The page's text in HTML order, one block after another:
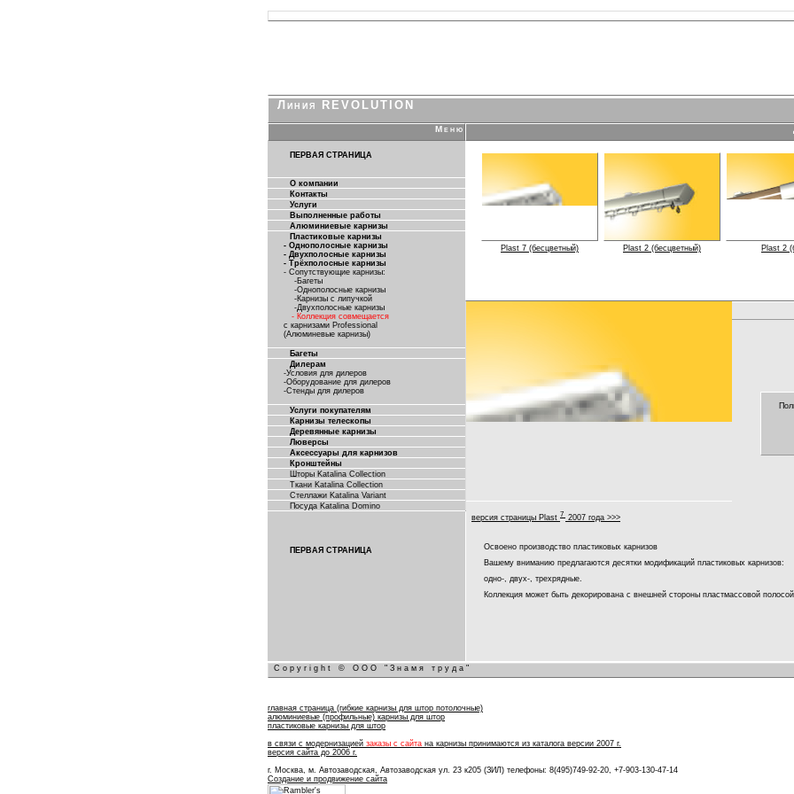
Линия REVOLUTION
Меню
ПЕРВАЯ СТРАНИЦА
О компании
Контакты
Услуги
Выполненные работы
Алюминиевые карнизы
Пластиковые карнизы
- Однополосные карнизы
- Двухполосные карнизы
- Трёхполосные карнизы
- Сопутствующие карнизы:
-Багеты
-Однополосные карнизы
-Карнизы с липучкой
-Двухполосные карнизы
- Коллекция совмещается
с карнизами Professional
(Алюминевые карнизы)
Багеты
Дилерам
-Условия для дилеров
-Оборудование для дилеров
-Стенды для дилеров
Услуги покупателям
Карнизы телескопы
Деревянные карнизы
Люверсы
Аксессуары для карнизов
Кронштейны
Шторы Katalina Collection
Ткани Katalina Collection
Стеллажи Katalina Variant
Посуда Katalina Domino
ПЕРВАЯ СТРАНИЦА
Plast 7 (бесцветный) Plast 2 (бесцветный) Plast 2
версия страницы Plast 7 2007 года >>>
Освоено производство пластиковых карнизов
Вашему вниманию предлагаются десятки модификаций пластиковых карнизов:
одно-, двух-, трехрядные.
Коллекция может быть декорирована с внешней стороны пластмассовой
Copyright © ООО "Знамя труда"
главная страница (гибкие карнизы для штор потолочные)
алюминиевые (профильные) карнизы для штор
пластиковые карнизы для штор
в связи с модернизацией заказы с сайта на карнизы принимаются из каталога версии 2007 г.
версия сайта до 2006 г.
г. Москва, м. Автозаводская, Автозаводская ул. 23 к205 (ЗИЛ) телефоны: 8(495)749-92-20, +7-903-130-47-14
Создание и продвижение сайта